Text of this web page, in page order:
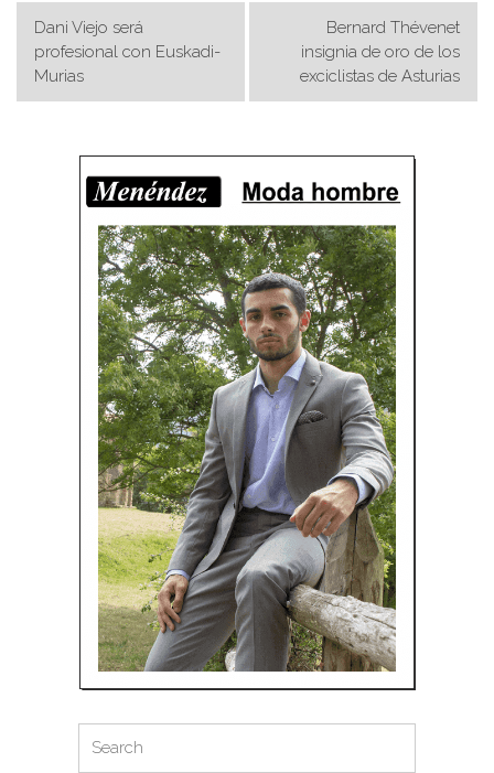
Navegación
de
entradas
Dani Viejo será
profesional con Euskadi-
Murias
Bernard Thévenet
insignia de oro de los
exciclistas de Asturias
for:
Search